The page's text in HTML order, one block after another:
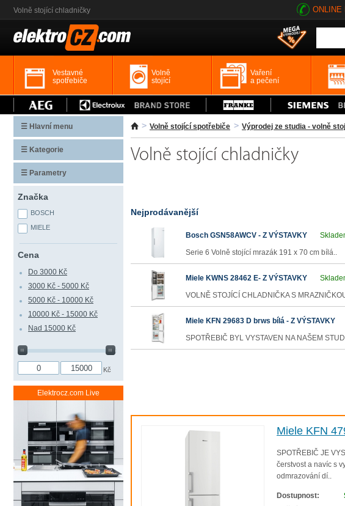
Volně stojící chladničky ONLINE
Vestavné
spotřebiče
Volně
stojící
Vaření
a pečení
Volně stojící spotřebiče Výprodej ze studia - volně
Volně stojící chladničky
Nejprodávanější
Bosch GSN58AWCV - Z VÝSTAVKY
Serie 6 Volně stojící mrazák 191 x 70 cm bílá..
Miele KWNS 28462 E- Z VÝSTAVKY
VOLNĚ STOJÍCÍ CHLADNIČKA S
Miele KFN 29683 D brws bílá - Z VÝSTAVKY
SPOTŘEBIČ BYL VYSTAVEN NA NAŠEM
Miele KFN
SPOTŘEBIČ JE
čerstvost a navíc s
odmrazování dí..
Dostupnost:
☰ Hlavní menu
☰ Kategorie
☰ Parametry
Značka
BOSCH
MIELE
Cena
Do 3000 Kč
3000 Kč - 5000 Kč
5000 Kč - 10000 Kč
10000 Kč - 15000 Kč
Nad 15000 Kč
Kč
Elektrocz.com Live